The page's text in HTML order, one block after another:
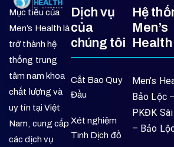
Mục tiêu của
Men’s Health là
trở thành hệ
thống trung
tâm nam khoa
chất lượng và
uy tín tại Việt
Nam, cung cấp
các dịch vụ
Dịch vụ
của
chúng tôi
Cắt Bao Quy
Đầu
Xét nghiệm
Tinh Dịch đồ
Hệ
Men’s
Health
Men’s
Bảo Lộc –
PKĐK Sài
– Bảo